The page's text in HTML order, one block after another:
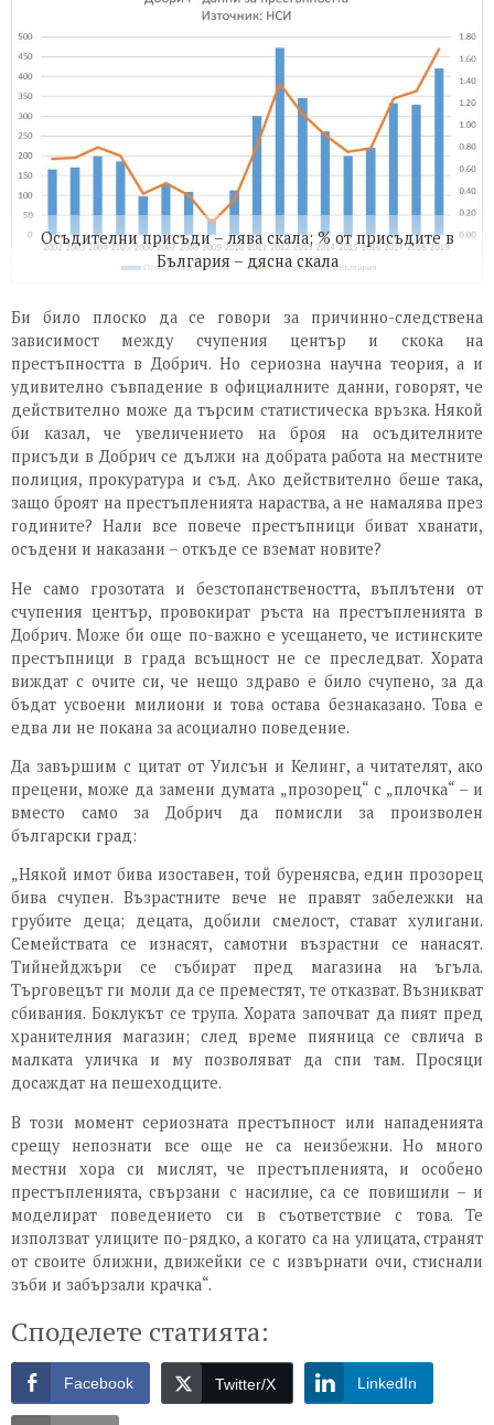
Осъдителни присъди – лява скала; % от присъдите в
България – дясна скала
Би било плоско да се говори за причинно-следствена
зависимост между счупения център и скока на
престъпността в Добрич. Но сериозна научна теория, а и
удивително съвпадение в официалните данни, говорят, че
действително може да търсим статистическа връзка. Някой
би казал, че увеличението на броя на осъдителните
присъди в Добрич се дължи на добрата работа на местните
полиция, прокуратура и съд. Ако действително беше така,
защо броят на престъпленията нараства, а не намалява през
годините? Нали все повече престъпници биват хванати,
осъдени и наказани – откъде се вземат новите?
Не само грозотата и безстопанствеността, въплътени от
счупения център, провокират ръста на престъпленията в
Добрич. Може би още по-важно е усещането, че истинските
престъпници в града всъщност не се преследват. Хората
виждат с очите си, че нещо здраво е било счупено, за да
бъдат усвоени милиони и това остава безнаказано. Това е
едва ли не покана за асоциално поведение.
Да завършим с цитат от Уилсън и Келинг, а читателят, ако
прецени, може да замени думата „прозорец“ с „плочка“ – и
вместо само за Добрич да помисли за произволен
български град:
„Някой имот бива изоставен, той буренясва, един прозорец
бива счупен. Възрастните вече не правят забележки на
грубите деца; децата, добили смелост, стават хулигани.
Семействата се изнасят, самотни възрастни се нанасят.
Тийнейджъри се събират пред магазина на ъгъла.
Търговецът ги моли да се преместят, те отказват. Възникват
сбивания. Боклукът се трупа. Хората започват да пият пред
хранителния магазин; след време пияница се свлича в
малката уличка и му позволяват да спи там. Просяци
досаждат на пешеходците.
В този момент сериозната престъпност или нападенията
срещу непознати все още не са неизбежни. Но много
местни хора си мислят, че престъпленията, и особено
престъпленията, свързани с насилие, са се повишили – и
моделират поведението си в съответствие с това. Те
използват улиците по-рядко, а когато са на улицата, странят
от своите ближни, движейки се с извърнати очи, стиснали
зъби и забързали крачка“.
Споделете статията:
Facebook Twitter/X LinkedIn